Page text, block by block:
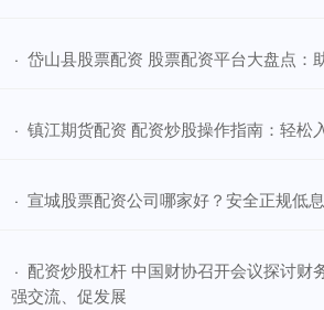
· 岱山县股票配资 股票配资平台大盘点：
· 镇江期货配资 配资炒股操作指南：轻松
· 宣城股票配资公司哪家好？安全正规低
· 配资炒股杠杆 中国财协召开会议探讨财
强交流、促发展